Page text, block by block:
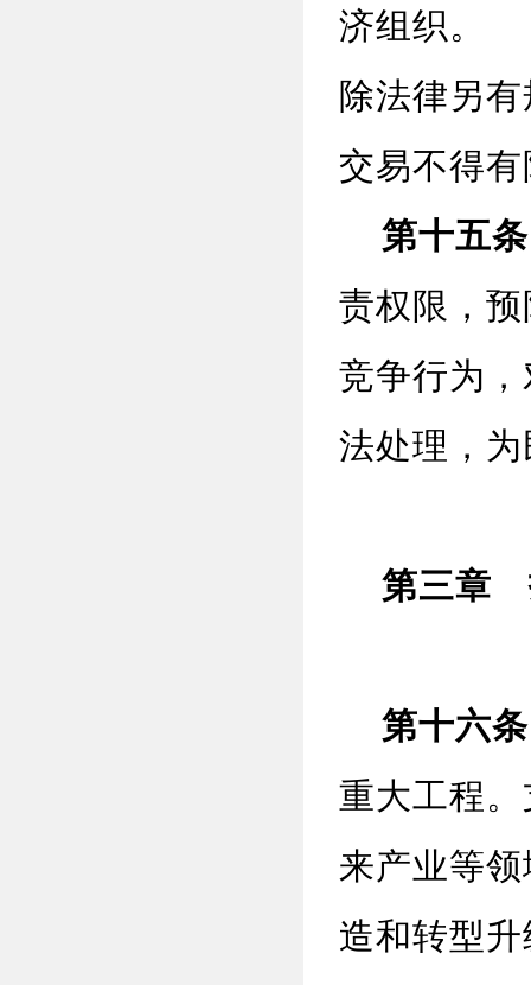
济组织。
除法律另
交易不得
第十五条
责权限，
竞争行为
法处理，
第三章
第十六条
重大工程
来产业等
造和转型